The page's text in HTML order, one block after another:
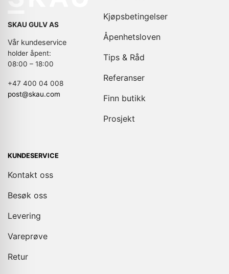
SKAU GULV AS
Vår kundeservice
holder åpent:
08:00 – 18:00
+47 400 04 008
post@skau.com
Kjøpsbetingelser
Åpenhetsloven
Tips & Råd
Referanser
Finn butikk
Prosjekt
KUNDESERVICE
Kontakt oss
Besøk oss
Levering
Vareprøve
Retur